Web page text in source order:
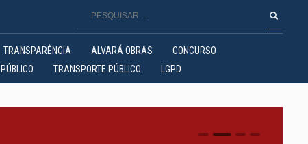
TRANSPARÊNCIA ALVARÁ OBRAS
CONCURSO
TRANSPORTE PÚBLICO LGPD
0 1 2